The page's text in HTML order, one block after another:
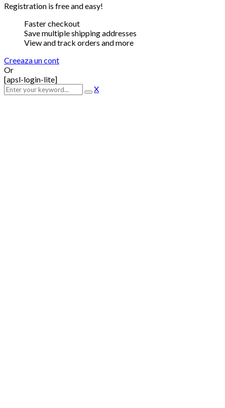
Registration is free and easy!
Faster checkout
Save multiple shipping addresses
View and track orders and more
Creeaza un cont
Or
[apsl-login-lite]
X